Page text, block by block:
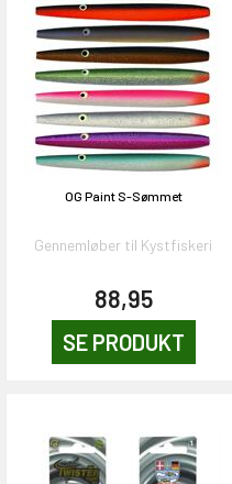
OG Paint S-Sømmet
Gennemløber til Kystfiskeri
88,95
SE PRODUKT